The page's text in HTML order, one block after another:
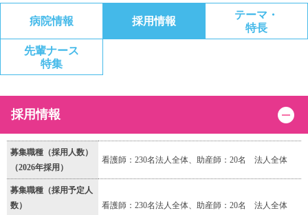
病院情報 採用情報
テーマ・
特長
先輩ナース
特集
採用情報
募集職種（採用人数）
（2026年採用）
看護師：230名法人全体、助産師：20名 法人全体
募集職種（採用予定人
数）
看護師：230名法人全体、助産師：20名 法人全体